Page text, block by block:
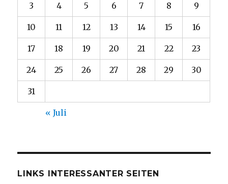
3 4 5 6 7 8 9
10 11 12 13 14 15 16
17 18 19 20 21 22 23
24 25 26 27 28 29 30
31
« Juli
LINKS INTERESSANTER SEITEN